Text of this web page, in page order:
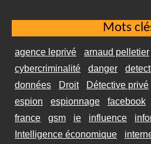
Mots
agence leprivé arnaud pelletier
cybercriminalité
danger
données
Droit Détective privé
espion
espionnage facebook
france
gsm ie influence
Intelligence économique